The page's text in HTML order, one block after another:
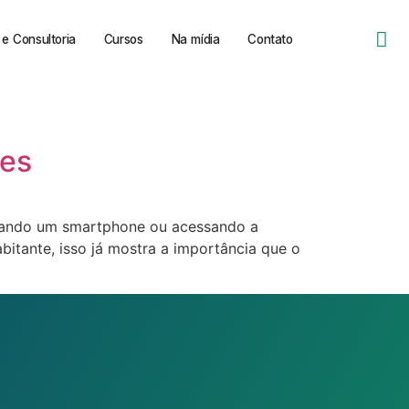
Consultoria Cursos Na mídia Contato
um smartphone ou acessando a
isso já mostra a importância que o